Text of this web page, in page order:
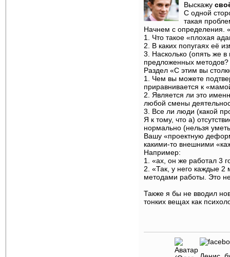
Выскажу
С одной
такая
Начнем с определения.
1. Что такое «плохая
2. В каких попугаях её
3. Насколько (опять же
предложенных методов?
Раздел «С этим вы
1. Чем вы можете
приравнивается к
2. Является ли это
любой смены
3. Все ли люди (какой
Я к тому, что а)
нормально (нельзя
Вашу «проектную
какими-то внешними
Например:
1. «ах, он же работал 3
2. «Так, у него каждые 2
методами работы. Это
Также я бы не вводил
тонких вещах как